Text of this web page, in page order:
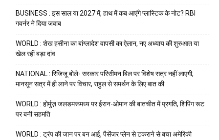
BUSINESS : इस साल या 2027 में, हाथ में कब आएंगे प्लास्टिक के नोट? RBI
गवर्नर ने दिया जवाब
WORLD : शेख हसीना का बांग्लादेश वापसी का ऐलान, नए अध्याय की शुरुआत या
खेल रहीं बड़ा दांव
NATIONAL : रिजिजू बोले- सरकार परिसीमन बिल पर विशेष सत्र नहीं लाएगी,
मानसून सत्र में ही लाने पर विचार, राहुल से समर्थन के लिए बात की
WORLD : होर्मुज़ जलडमरूमध्य पर ईरान-ओमान की बातचीत में प्रगति, शिपिंग रूट
पर बनी सहमति
WORLD : ट्रंप की जान पर बन आई, पैसेंजर प्लेन से टकराने से बचा अमेरिकी